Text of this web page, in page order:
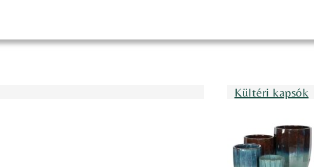
Kültéri kapsók